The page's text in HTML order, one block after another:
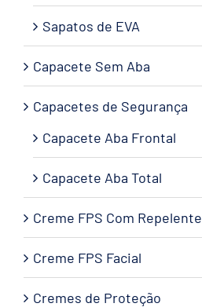
Sapatos de EVA
Capacete Sem Aba
Capacetes de Segurança
Capacete Aba Frontal
Capacete Aba Total
Creme FPS Com Repelente
Creme FPS Facial
Cremes de Proteção